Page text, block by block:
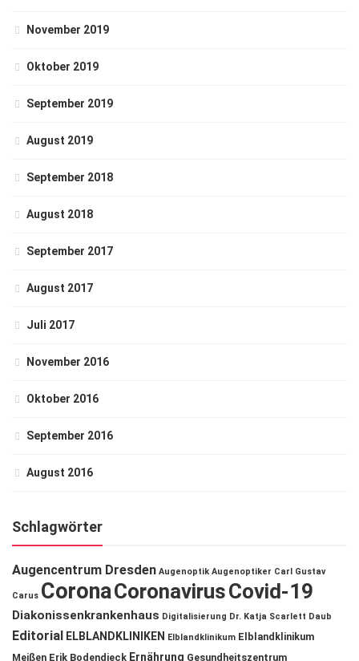
November 2019
Oktober 2019
September 2019
August 2019
September 2018
August 2018
September 2017
August 2017
Juli 2017
November 2016
Oktober 2016
September 2016
August 2016
Schlagwörter
Augencentrum Dresden Augenoptik Augenoptiker Carl Gustav
Carus CoronaCoronavirusCovid-19
Diakonissenkrankenhaus Digitalisierung Dr. Katja Scarlett Daub
Editorial ELBLANDKLINIKEN Elblandklinikum Elblandklinikum
Meißen Erik Bodendieck Ernährung Gesundheitszentrum